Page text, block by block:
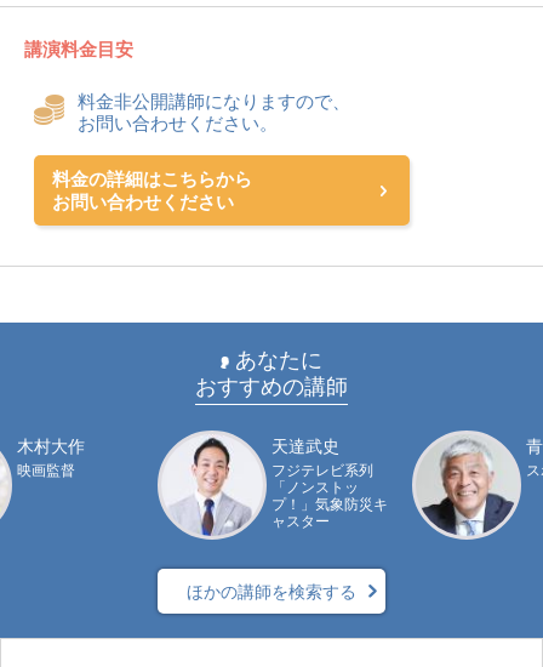
講演料金目安
料金非公開講師になりますので、
お問い合わせください。
料金の詳細はこちらから
お問い合わせください
あなたに
おすすめの講師
木村大作
映画監督
天達武史
フジテレビ系列
「ノンストッ
プ！」気象防災キ
ャスター
ほかの講師を検索する